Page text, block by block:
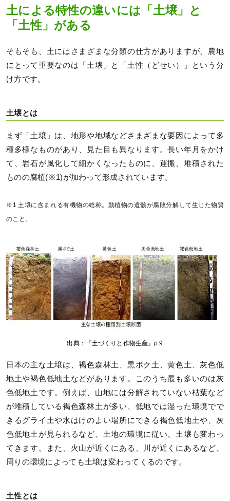
土による特性の違いには「土壌」と
「土性」がある
そもそも、土にはさまざまな分類の仕方がありますが、農地
にとって重要なのは「土壌」と「土性（どせい）」という分
け方です。
土壌とは
まず「土壌」は、地形や地域などさまざまな要因によって多
種多様なものがあり、見た目も異なります。長い年月をかけ
て、岩石が風化して細かくなったものに、運搬、堆積された
ものの腐植(※1)が加わって形成されています。
※1 土壌に含まれる有機物の総称。動植物の遺骸が腐敗分解して生じた物質
のこと。
出典：『土づくりと作物生産』p.9
日本の主な土壌は、褐色森林土、黒ボク土、黄色土、灰色低
地土や褐色低地土などがあります。このうち最も多いのは灰
色低地土です。例えば、山地には分解されていない枯葉など
が堆積している褐色森林土が多い、低地では湿った環境でで
きるグライ土や水はけのよい場所にできる褐色低地土や、灰
色低地土が見られるなど、土地の環境に従い、土壌も変わっ
てきます。また、火山が近くにある、川が近くにあるなど、
周りの環境によっても土壌は変わってくるのです。
土性とは